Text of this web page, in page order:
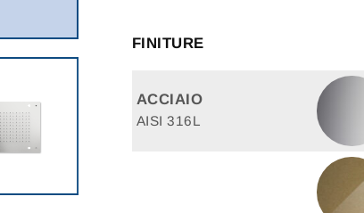
FINITURE
ACCIAIO
AISI 316L